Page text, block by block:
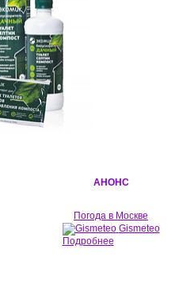
АНОНС
Погода в Москве
Gismeteo
Подробнее